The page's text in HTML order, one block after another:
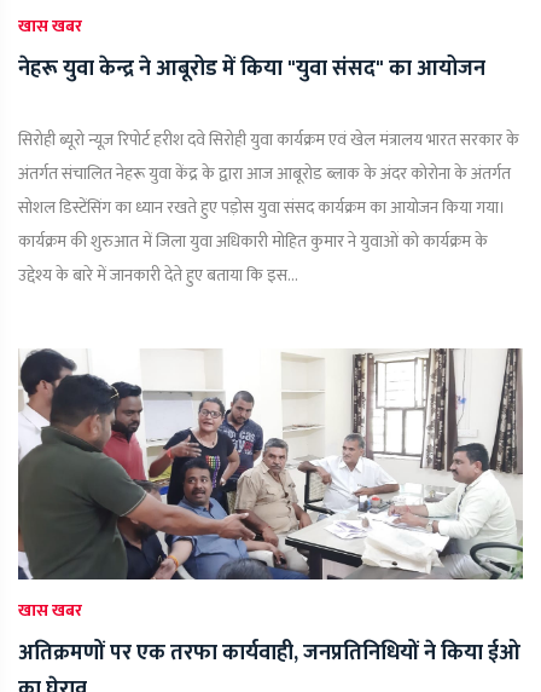
खास खबर
नेहरू युवा केन्द्र ने आबूरोड में किया "युवा संसद" का आयोजन
सिरोही ब्यूरो न्यूज़ रिपोर्ट हरीश दवे सिरोही युवा कार्यक्रम एवं खेल मंत्रालय भारत सरकार के
अंतर्गत संचालित नेहरू युवा केंद्र के द्वारा आज आबूरोड ब्लाक के अंदर कोरोना के अंतर्गत
सोशल डिस्टेंसिंग का ध्यान रखते हुए पड़ोस युवा संसद कार्यक्रम का आयोजन किया गया।
कार्यक्रम की शुरुआत में जिला युवा अधिकारी मोहित कुमार ने युवाओं को कार्यक्रम के
उद्देश्य के बारे में जानकारी देते हुए बताया कि इस...
खास खबर
अतिक्रमणों पर एक तरफा कार्यवाही, जनप्रतिनिधियों ने किया ईओ